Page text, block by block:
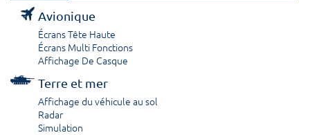
Avionique
Écrans Tête Haute
Écrans Multi Fonctions
Affichage De Casque
Terre et mer
Affichage du véhicule au sol
Radar
Simulation